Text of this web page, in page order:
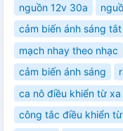
nguồn 12v 30a
cảm biến ánh sáng
mạch nhay theo nhạc
cảm biến ánh sáng
ca nô điều khiển từ xa
công tắc điều khiển